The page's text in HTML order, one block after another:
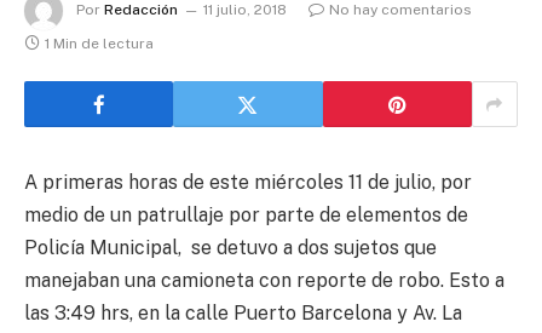
Por Redacción 11 julio, 2018
No hay comentarios
1 Min de lectura
A primeras horas de este miércoles 11 de julio, por
medio de un patrullaje por parte de elementos de
Policía Municipal, se detuvo a dos sujetos que
manejaban una camioneta con reporte de robo. Esto a
las 3:49 hrs, en la calle Puerto Barcelona y Av. La